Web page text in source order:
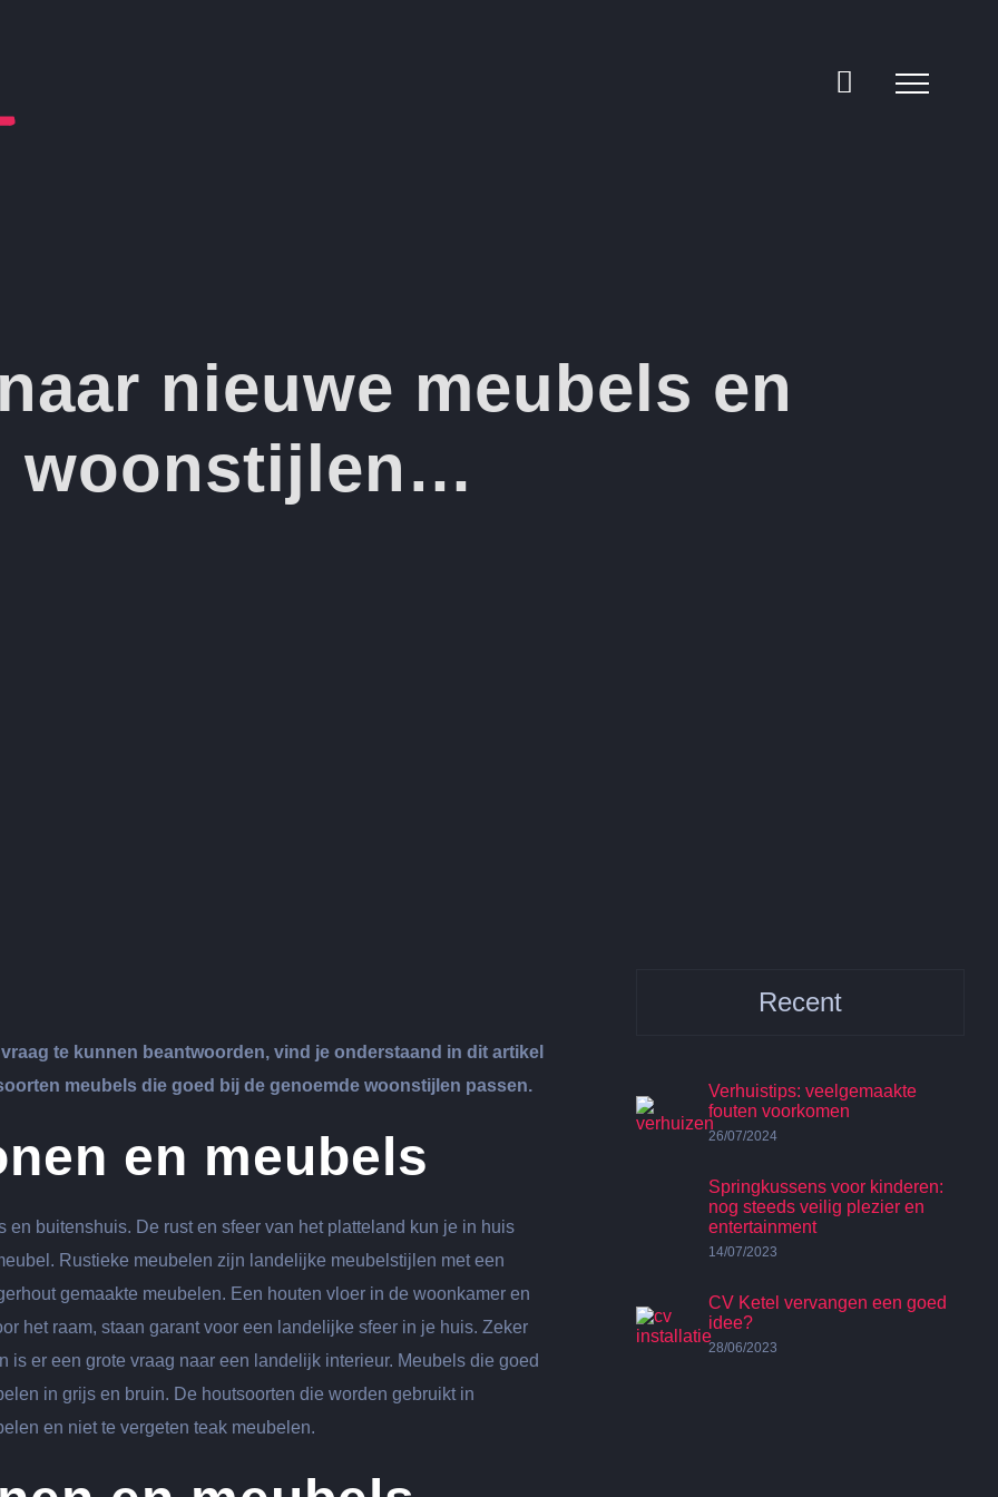
nieuwe meubels en
woonstijlen…
te kunnen beantwoorden, vind je onderstaand in dit artikel
meubels die goed bij de genoemde woonstijlen passen.
en meubels
buitenshuis. De rust en sfeer van het platteland kun je in huis
Rustieke meubelen zijn landelijke meubelstijlen met een
gemaakte meubelen. Een houten vloer in de woonkamer en
het raam, staan garant voor een landelijke sfeer in je huis. Zeker
er een grote vraag naar een landelijk interieur. Meubels die goed
in grijs en bruin. De houtsoorten die worden gebruikt in
en niet te vergeten teak meubelen.
Recent
Verhuistips: veelgemaakte
fouten voorkomen
26/07/2024
Springkussens voor kinderen:
nog steeds veilig plezier en
entertainment
14/07/2023
CV Ketel vervangen een goed
idee?
28/06/2023